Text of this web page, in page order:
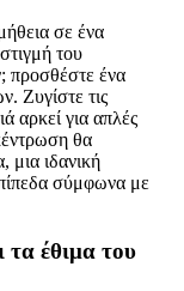
σε ένα
του
προσθέστε ένα
Ζυγίστε τις
αρκεί για απλές
θα
μια ιδανική
σύμφωνα με
έθιμα του